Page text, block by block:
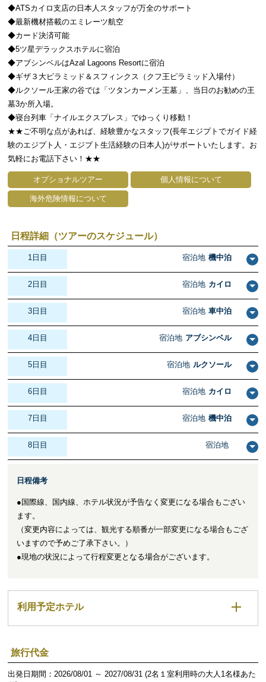
◆ATSカイロ支店の日本人スタッフが万全のサポート
◆最新機材搭載のエミレーツ航空
◆カード決済可能
◆5ツ星デラックスホテルに宿泊
◆アブシンベルはAzal Lagoons Resortに宿泊
◆ギザ３大ピラミッド＆スフィンクス（クフ王ピラミッド入場付）
◆ルクソール王家の谷では「ツタンカーメン王墓」、当日のお勧めの王
墓3か所入場。
◆寝台列車「ナイルエクスプレス」でゆっくり移動！
★★ご不明な点があれば、経験豊かなスタッフ(長年エジプトでガイド経
験のエジプト人・エジプト生活経験の日本人)がサポートいたします。お
気軽にお電話下さい！★★
オプショナルツアー 個人情報について
海外危険情報について
日程詳細（ツアーのスケジュール）
1日目 宿泊地 機中泊
2日目 宿泊地 カイロ
3日目 宿泊地 車中泊
4日目 宿泊地 アブシンベル
5日目 宿泊地 ルクソール
6日目 宿泊地 カイロ
7日目 宿泊地 機中泊
8日目 宿泊地
日程備考
●国際線、国内線、ホテル状況が予告なく変更になる場合もござい
ます。
（変更内容によっては、観光する順番が一部変更になる場合もござ
いますので予めご了承下さい。）
●現地の状況によって行程変更となる場合がございます。
利用予定ホテル
旅行代金
出発日期間：2026/08/01 ～ 2027/08/31 (2名１室利用時の大人1名様あた